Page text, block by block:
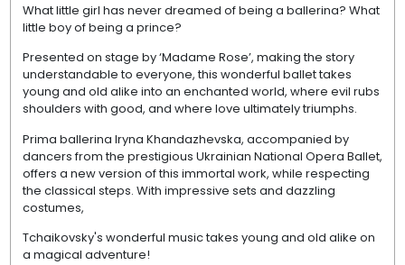
What little girl has never dreamed of being a ballerina? What
little boy of being a prince?
Presented on stage by ‘Madame Rose’, making the story
understandable to everyone, this wonderful ballet takes
young and old alike into an enchanted world, where evil rubs
shoulders with good, and where love ultimately triumphs.
Prima ballerina Iryna Khandazhevska, accompanied by
dancers from the prestigious Ukrainian National Opera Ballet,
offers a new version of this immortal work, while respecting
the classical steps. With impressive sets and dazzling
costumes,
Tchaikovsky's wonderful music takes young and old alike on
a magical adventure!